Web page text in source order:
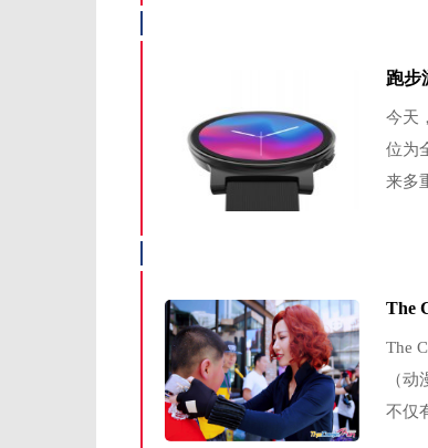
跑步
今天
位为
来多
The
The
（
不仅